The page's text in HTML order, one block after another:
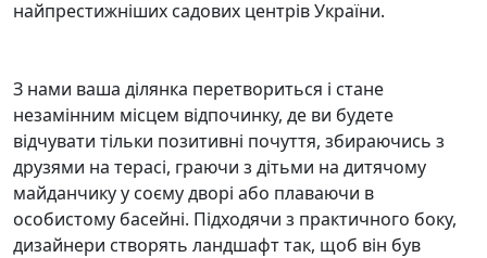
найпрестижніших садових центрів України.
З нами ваша ділянка перетвориться і стане
незамінним місцем відпочинку, де ви будете
відчувати тільки позитивні почуття, збираючись з
друзями на терасі, граючи з дітьми на дитячому
майданчику у соєму дворі або плаваючи в
особистому басейні. Підходячи з практичного боку,
дизайнери створять ландшафт так, щоб він був